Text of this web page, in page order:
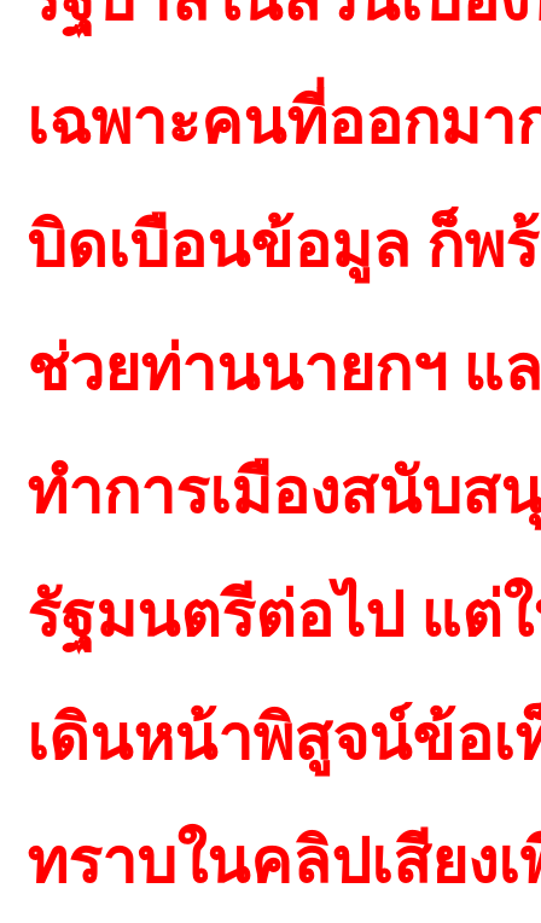
เฉพาะคนที่ออกมา
บิดเบือนข้อมูล ก็พ
ช่วยท่านนายกฯ แ
ทำการเมืองสนับส
รัฐมนตรีต่อไป แต่
เดินหน้าพิสูจน์ข้อเ
ทราบในคลิปเสียง